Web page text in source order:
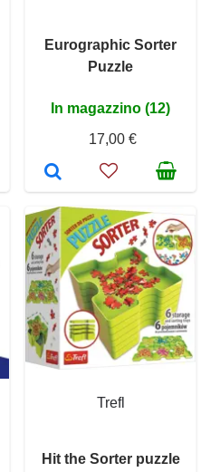
Eurographic Sorter
Puzzle
In magazzino (12)
17,00 €
Trefl
Hit the Sorter puzzle